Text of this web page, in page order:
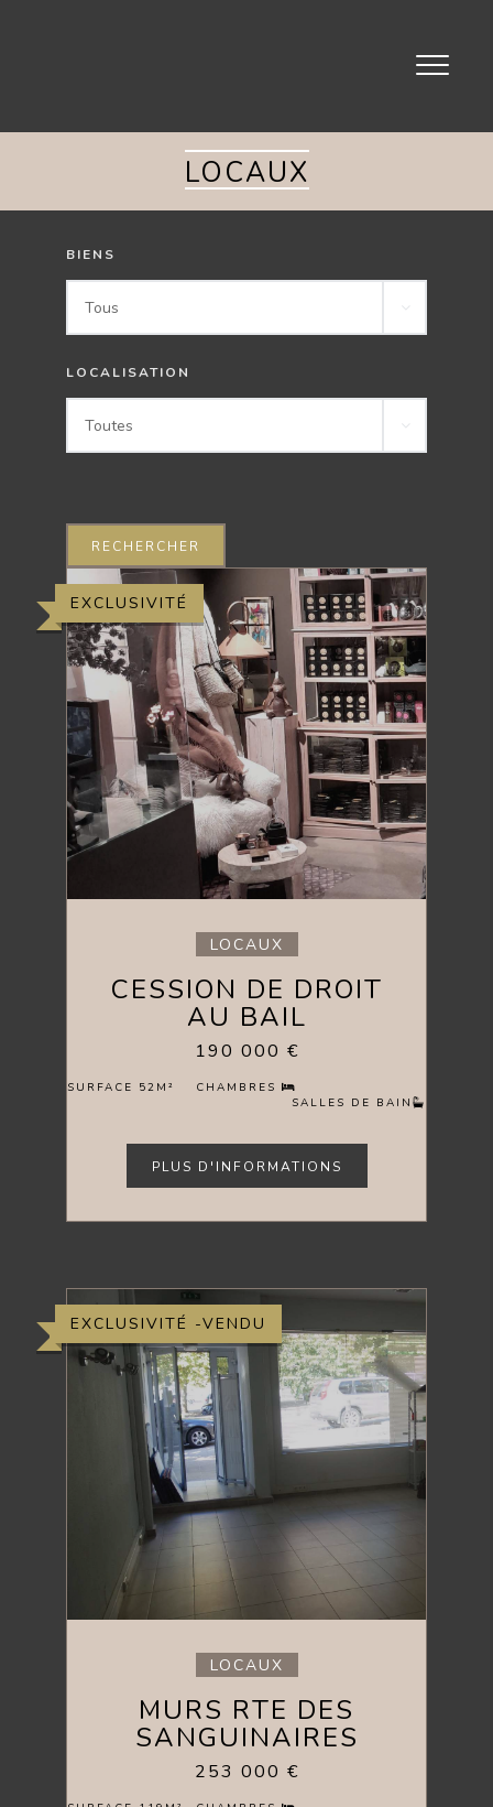
Toggle
LOCAUX
BIENS
Tous
LOCALISATION
Toutes
RECHERCHER
EXCLUSIVITÉ
LOCAUX
CESSION DE DROIT
AU BAIL
190 000 €
SURFACE 52M²
CHAMBRES
SALLES DE BAIN
PLUS D'INFORMATIONS
EXCLUSIVITÉ -VENDU
LOCAUX
MURS RTE DES
SANGUINAIRES
253 000 €